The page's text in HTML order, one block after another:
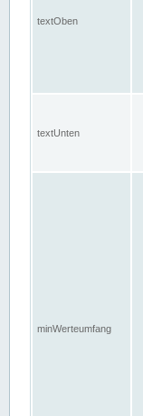
textOben
textUnten
minWerteumfang